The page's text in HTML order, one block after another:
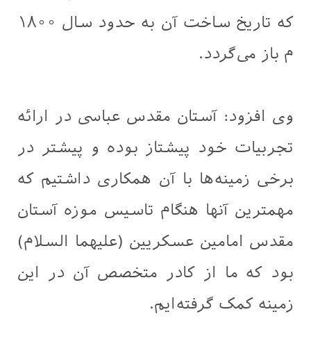
که تاریخ ساخت آن به حدود سال ۱۸۰۰
م باز می‌گردد.
وی افزود: آستان مقدس عباسی در ارائه
تجربیات خود پیشتاز بوده و پیشتر در
برخی زمینه‌ها با آن همکاری داشتیم که
مهمترین آنها هنگام تاسیس موزه آستان
مقدس امامین عسکریین (علیهما السلام)
بود که ما از کادر متخصص آن در این
زمینه کمک گرفته‌ایم.